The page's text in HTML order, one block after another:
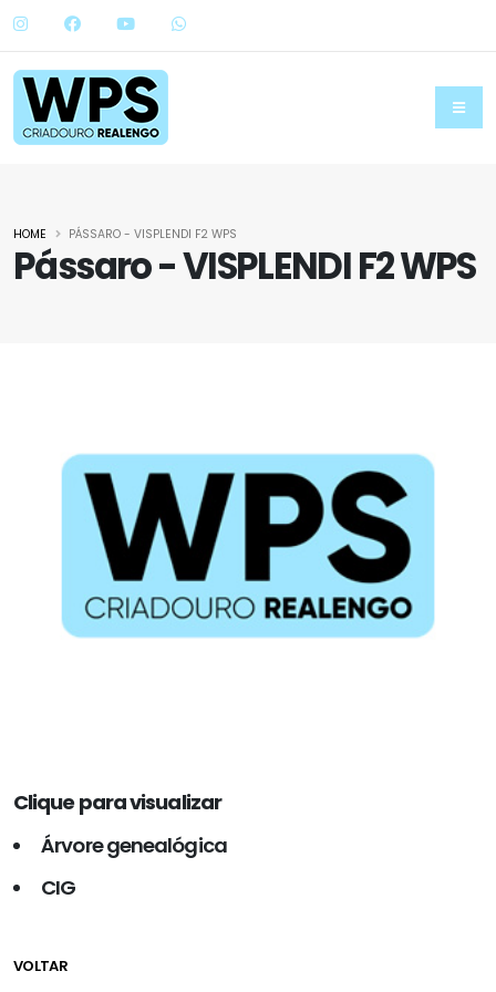
Pássaro - VISPLENDI F2 WPS
HOME PÁSSARO - VISPLENDI F2 WPS
Clique para visualizar
Árvore genealógica
CIG
VOLTAR